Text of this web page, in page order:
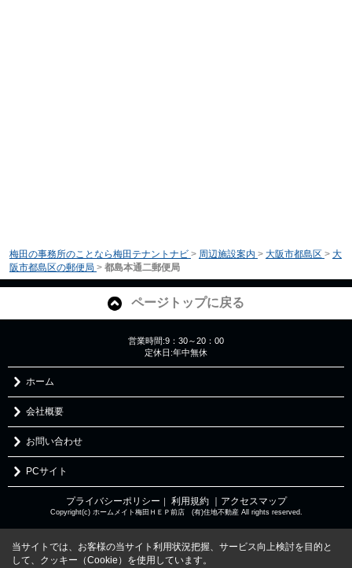
梅田の事務所のことなら梅田テナントナビ > 周辺施設案内 > 大阪市都島区 > 大
阪市都島区の郵便局 > 都島本通二郵便局
ページトップに戻る
営業時間:9：30～20：00
定休日:年中無休
ホーム
会社概要
お問い合わせ
PCサイト
プライバシーポリシー ｜ 利用規約 ｜アクセスマップ
Copyright(c) ホームメイト梅田ＨＥＰ前店 (有)住地不動産 All rights reserved.
当サイトでは、お客様の当サイト利用状況把握、サービス向上検討を目的と
して、クッキー（Cookie）を使用しています。